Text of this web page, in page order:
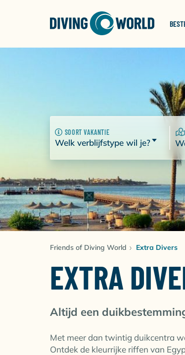
SOORT VAKANTIE
Welk verblijfstype wil je?
Friends of Diving World Extra Divers
EXTRA
Altijd een
Met meer dan twintig duikcentra
Ontdek de kleurrijke riffen van